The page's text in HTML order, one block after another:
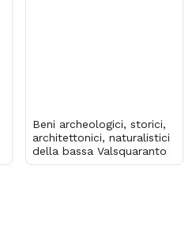
Beni archeologici, storici,
architettonici, naturalistici
della bassa Valsquaranto